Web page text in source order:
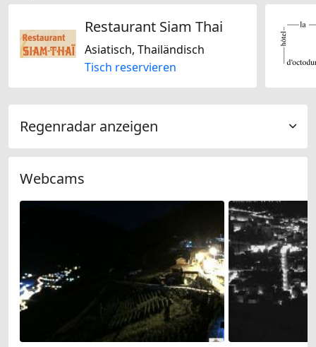
Restaurant Siam Thai
Asiatisch, Thailändisch
Tisch reservieren
Regenradar anzeigen
Webcams